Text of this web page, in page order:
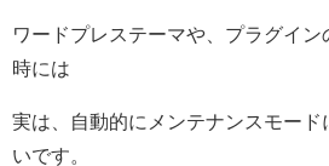
ワードプレステーマや、プラグイン
時には
実は、自動的にメンテナンスモード
いです。